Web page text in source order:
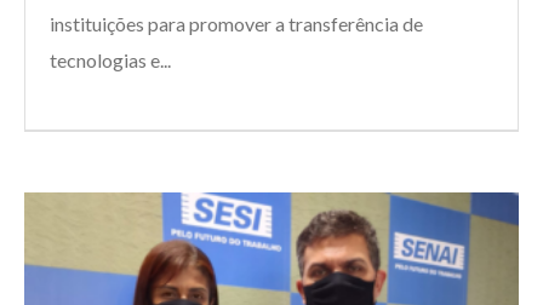
instituições para promover a transferência de
tecnologias e...